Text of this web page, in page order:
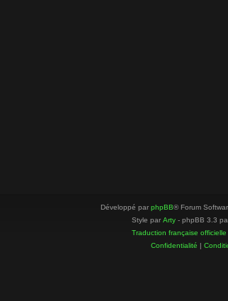
Développé par phpBB® Forum
Style par Arty - phpBB 3.3
Traduction française officielle
Confidentialité |